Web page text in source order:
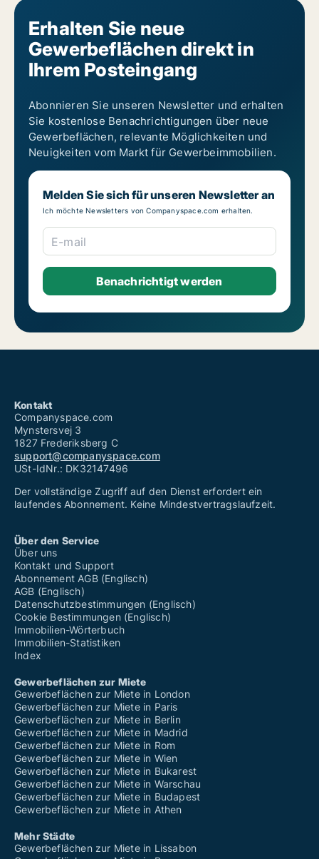
Gewerbeimmobilien zur Miete in Sofia Krasna polyana
Gewerbeimmobilien zur Miete in Sofia Krasno selo
Gewerbeimmobilien zur Miete in Sofia Lozenets
Gewerbeimmobilien zur Miete in Sofia Lyulin
Gewerbeimmobilien zur Miete in Sofia Mladost
Gewerbeimmobilien zur Miete in Sofia Nadezhda
Gewerbeimmobilien zur Miete in Sofia Oborishte
Gewerbeimmobilien zur Miete in Sofia Poduyane
Gewerbeimmobilien zur Miete in Sofia Serdika
Gewerbeimmobilien zur Miete in Sofia Slatina
Gewerbeimmobilien zur Miete in Sofia Sredets
Gewerbeimmobilien zur Miete in Sofia Studentski
Gewerbeimmobilien zur Miete in Sofia Vazrazhdane
Erhalten Sie neue
Gewerbeflächen direkt in
Ihrem Posteingang
Abonnieren Sie unseren Newsletter und erhalten
Sie kostenlose Benachrichtigungen über neue
Gewerbeflächen, relevante Möglichkeiten und
Neuigkeiten vom Markt für Gewerbeimmobilien.
Melden Sie sich für unseren Newsletter an
Ich möchte Newsletters von Companyspace.com erhalten.
E-mail
Kontakt
Companyspace.com
Mynstersvej 3
1827 Frederiksberg C
support@companyspace.com
USt-IdNr.: DK32147496
Der vollständige Zugriff auf den Dienst erfordert ein
laufendes Abonnement. Keine Mindestvertragslaufzeit.
Über den Service
Über uns
Kontakt und Support
Abonnement AGB (Englisch)
AGB (Englisch)
Datenschutzbestimmungen (Englisch)
Cookie Bestimmungen (Englisch)
Immobilien-Wörterbuch
Immobilien-Statistiken
Index
Gewerbeflächen zur Miete
Gewerbeflächen zur Miete in London
Gewerbeflächen zur Miete in Paris
Gewerbeflächen zur Miete in Berlin
Gewerbeflächen zur Miete in Madrid
Gewerbeflächen zur Miete in Rom
Gewerbeflächen zur Miete in Wien
Gewerbeflächen zur Miete in Bukarest
Gewerbeflächen zur Miete in Warschau
Gewerbeflächen zur Miete in Budapest
Gewerbeflächen zur Miete in Athen
Mehr Städte
Gewerbeflächen zur Miete in Lissabon